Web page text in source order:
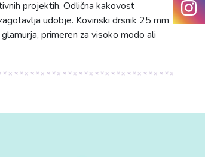
projektih. Odlična kakovost
udobje. Kovinski drsnik 25 mm
primeren za visoko modo ali